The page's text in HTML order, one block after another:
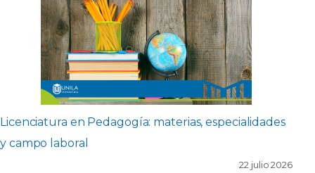
Licenciatura en Pedagogía: materias, especialidades
y campo laboral
22 julio 2026